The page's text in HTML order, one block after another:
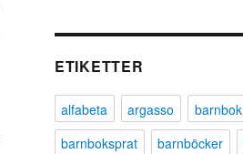
ETIKETTER
alfabeta argasso
barnbok
barnboksprat
barnböcker